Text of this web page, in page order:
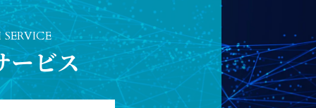
SERVICE
ービス